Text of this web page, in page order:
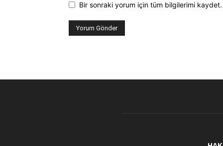
Bir sonraki yorum için tüm bilgilerimi kaydet.